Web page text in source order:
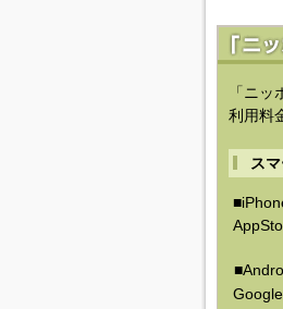
「ニ
利用料
ス